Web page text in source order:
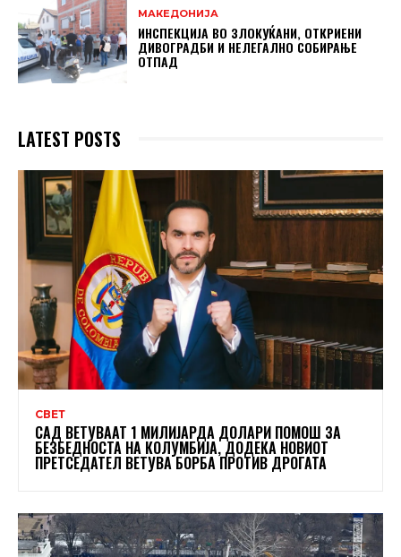
МАКЕДОНИЈА
ИНСПЕКЦИЈА ВО ЗЛОКУЌАНИ, ОТКРИЕНИ
ДИВОГРАДБИ И НЕЛЕГАЛНО СОБИРАЊЕ
ОТПАД
LATEST POSTS
СВЕТ
САД ВЕТУВААТ 1 МИЛИЈАРДА ДОЛАРИ ПОМОШ ЗА
БЕЗБЕДНОСТА НА КОЛУМБИЈА, ДОДЕКА НОВИОТ
ПРЕТСЕДАТЕЛ ВЕТУВА БОРБА ПРОТИВ ДРОГАТА